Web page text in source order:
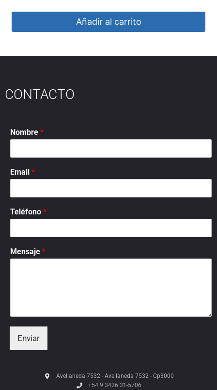
Añadir al carrito
CONTACTO
Nombre *
Email *
Teléfono *
Mensaje *
Enviar
Avellaneda 7532 - Avellaneda 7532 - Cp3000
+54 9 3426 31-5706